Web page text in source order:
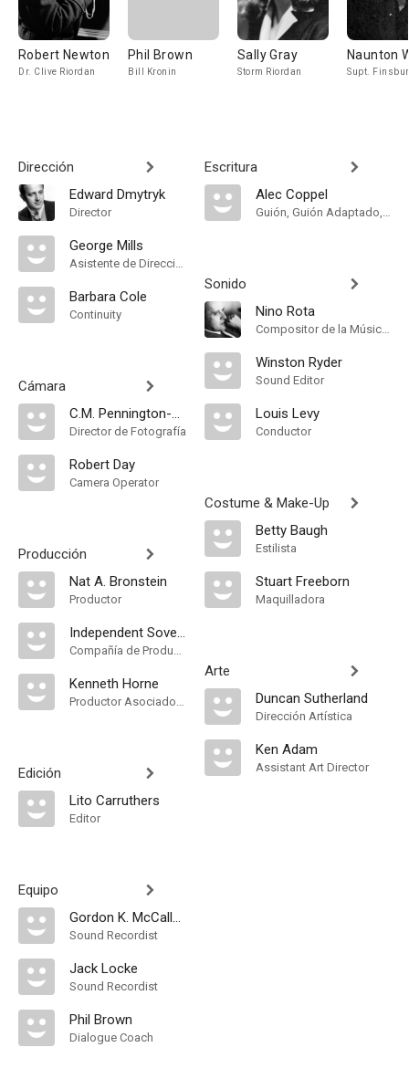
Robert Newton
Dr. Clive Riordan
Phil Brown
Bill Kronin
Sally Gray
Storm Riordan
Naunton
Supt.
Dirección
Edward Dmytryk
Director
George Mills
Asistente de Dirección
Barbara Cole
Continuity
Cámara
C.M. Pennington-Richards
Director de Fotografía
Robert Day
Camera Operator
Producción
Nat A. Bronstein
Productor
Independent Sovereign Films
Compañía de Produccion
Kenneth Horne
Productor Asociado, Production Manager
Edición
Lito Carruthers
Editor
Equipo
Gordon K. McCallum
Sound Recordist
Jack Locke
Sound Recordist
Phil Brown
Dialogue Coach
Escritura
Alec Coppel
Guión, Guión Adaptado, Novela, Dialogue
Sonido
Nino Rota
Compositor de la Música Original
Winston Ryder
Sound Editor
Louis Levy
Conductor
Costume & Make-Up
Betty Baugh
Estilista
Stuart Freeborn
Maquilladora
Arte
Duncan Sutherland
Dirección Artística
Ken Adam
Assistant Art Director